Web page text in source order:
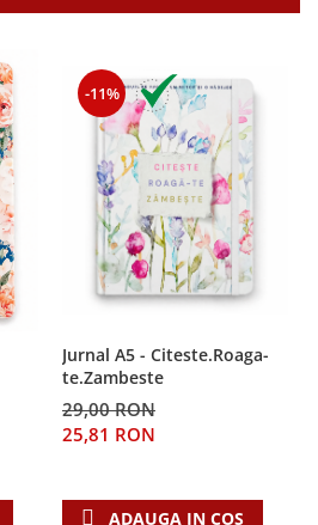
-11%
Jurnal A5 - Citeste.Roaga-
te.Zambeste
29,00 RON
25,81 RON
ADAUGA IN COS